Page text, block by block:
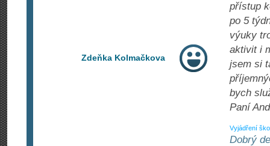
Zdeňka Kolmačkova
přístup
po 5
výuky
aktivit i
jsem si
bych
Paní
Vyjádření
Dobrý